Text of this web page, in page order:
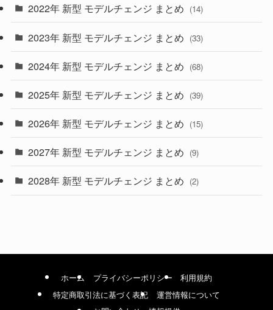
(9)
(22)
(4)
(9)
(4)
(1)
2022年 新型 モデルチェンジ まとめ (14)
2023年 新型 モデルチェンジ まとめ (33)
2024年 新型 モデルチェンジ まとめ (68)
2025年 新型 モデルチェンジ まとめ (39)
2026年 新型 モデルチェンジ まとめ (15)
2027年 新型 モデルチェンジ まとめ (9)
2028年 新型 モデルチェンジ まとめ (2)
ホーム プライバシーポリシー
利用規約
特定商取引法に基づく表記
運営情報について